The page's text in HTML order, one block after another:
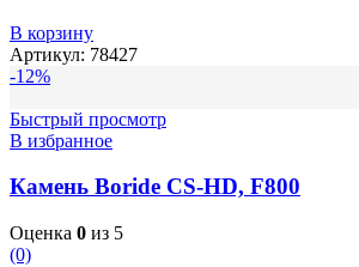
В корзину
Артикул: 78427
-12%
Быстрый просмотр
В избранное
Камень Boride CS-HD, F800
Оценка 0 из 5
(0)